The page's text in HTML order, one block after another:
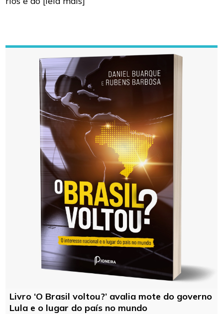
Livro ‘O Brasil voltou?’ avalia mote do governo
Lula e o lugar do país no mundo